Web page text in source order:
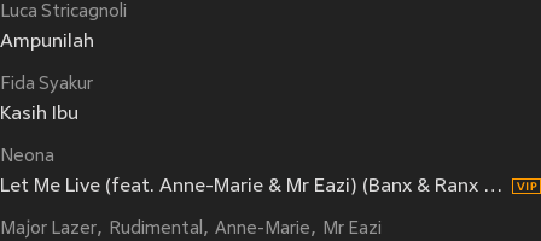
Luca Stricagnoli
Ampunilah
Fida Syakur
Kasih Ibu
Neona
Let Me Live (feat. Anne-Marie & Mr Eazi) (Banx & Ranx Remix)
Major Lazer Rudimental Anne-Marie Mr Eazi